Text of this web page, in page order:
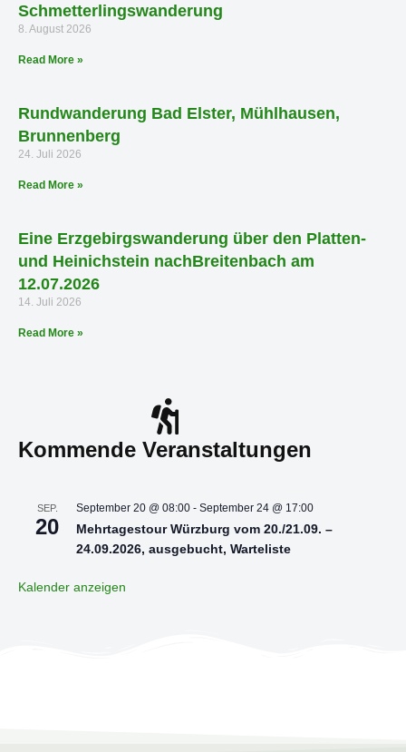
Schmetterlingswanderung
8. August 2026
Read More »
Rundwanderung Bad Elster, Mühlhausen,
Brunnenberg
24. Juli 2026
Read More »
Eine Erzgebirgswanderung über den Platten-
und Heinichstein nachBreitenbach am
12.07.2026
14. Juli 2026
Read More »
Kommende Veranstaltungen
SEP.
20
September 20 @ 08:00 - September 24 @ 17:00
Mehrtagestour Würzburg vom 20./21.09. –
24.09.2026, ausgebucht, Warteliste
Kalender anzeigen